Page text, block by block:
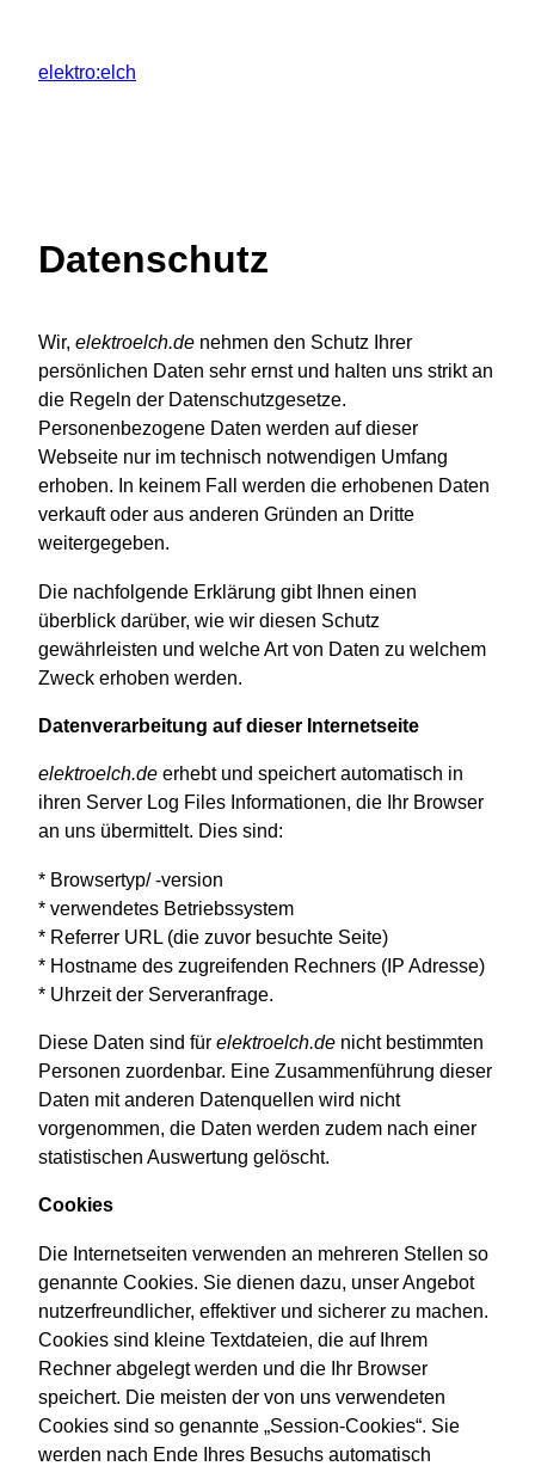
springen
elektro:elch
Datenschutz
Wir, elektroelch.de nehmen den Schutz Ihrer
persönlichen Daten sehr ernst und halten uns strikt an
die Regeln der Datenschutzgesetze.
Personenbezogene Daten werden auf dieser
Webseite nur im technisch notwendigen Umfang
erhoben. In keinem Fall werden die erhobenen Daten
verkauft oder aus anderen Gründen an Dritte
weitergegeben.
Die nachfolgende Erklärung gibt Ihnen einen
überblick darüber, wie wir diesen Schutz
gewährleisten und welche Art von Daten zu welchem
Zweck erhoben werden.
Datenverarbeitung auf dieser Internetseite
elektroelch.de erhebt und speichert automatisch in
ihren Server Log Files Informationen, die Ihr Browser
an uns übermittelt. Dies sind:
* Browsertyp/ -version
* verwendetes Betriebssystem
* Referrer URL (die zuvor besuchte Seite)
* Hostname des zugreifenden Rechners (IP Adresse)
* Uhrzeit der Serveranfrage.
Diese Daten sind für elektroelch.de nicht bestimmten
Personen zuordenbar. Eine Zusammenführung dieser
Daten mit anderen Datenquellen wird nicht
vorgenommen, die Daten werden zudem nach einer
statistischen Auswertung gelöscht.
Cookies
Die Internetseiten verwenden an mehreren Stellen so
genannte Cookies. Sie dienen dazu, unser Angebot
nutzerfreundlicher, effektiver und sicherer zu machen.
Cookies sind kleine Textdateien, die auf Ihrem
Rechner abgelegt werden und die Ihr Browser
speichert. Die meisten der von uns verwendeten
Cookies sind so genannte „Session-Cookies“. Sie
werden nach Ende Ihres Besuchs automatisch